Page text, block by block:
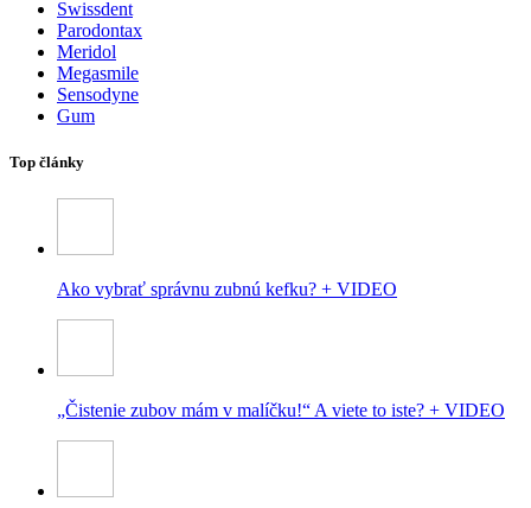
Swissdent
Parodontax
Meridol
Megasmile
Sensodyne
Gum
Top články
Ako vybrať správnu zubnú kefku? + VIDEO
„Čistenie zubov mám v malíčku!“ A viete to iste? + VIDEO